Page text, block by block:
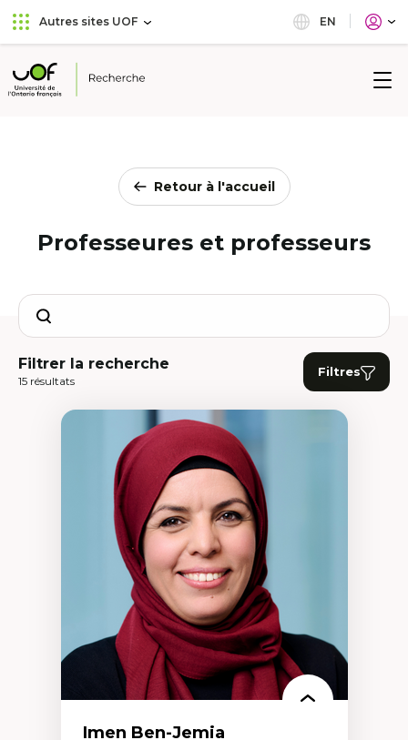
Aller
au
principal
Passer
au
Autres sites UOF EN
Université
Retour à l'accueil
Professeures et professeurs
Search
Filtrer la recherche
15 résultats
Filtres
Imen Ben-Jemia